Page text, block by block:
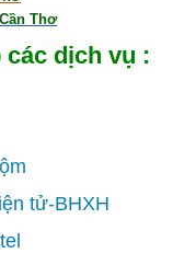
Thơ
các dịch vụ :
tử-BHXH